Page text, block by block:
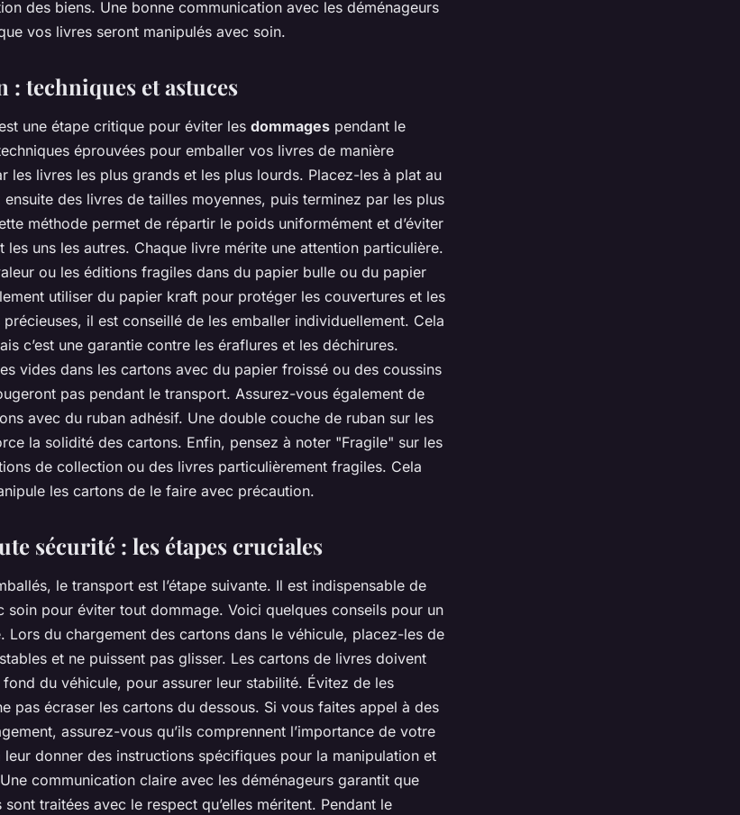
des biens. Une bonne communication avec les déménageurs
vos livres seront manipulés avec soin.
: techniques et astuces
une étape critique pour éviter les dommages pendant le
éprouvées pour emballer vos livres de manière
les livres les plus grands et les plus lourds. Placez-les à plat au
des livres de tailles moyennes, puis terminez par les plus
méthode permet de répartir le poids uniformément et d’éviter
les uns les autres. Chaque livre mérite une attention particulière.
ou les éditions fragiles dans du papier bulle ou du papier
utiliser du papier kraft pour protéger les couvertures et les
il est conseillé de les emballer individuellement. Cela
c’est une garantie contre les éraflures et les déchirures.
vides dans les cartons avec du papier froissé ou des coussins
pas pendant le transport. Assurez-vous également de
avec du ruban adhésif. Une double couche de ruban sur les
la solidité des cartons. Enfin, pensez à noter "Fragile" sur les
de collection ou des livres particulièrement fragiles. Cela
les cartons de le faire avec précaution.
sécurité : les étapes cruciales
le transport est l’étape suivante. Il est indispensable de
soin pour éviter tout dommage. Voici quelques conseils pour un
Lors du chargement des cartons dans le véhicule, placez-les de
et ne puissent pas glisser. Les cartons de livres doivent
du véhicule, pour assurer leur stabilité. Évitez de les
pas écraser les cartons du dessous. Si vous faites appel à des
assurez-vous qu’ils comprennent l’importance de votre
leur donner des instructions spécifiques pour la manipulation et
communication claire avec les déménageurs garantit que
traitées avec le respect qu’elles méritent. Pendant le